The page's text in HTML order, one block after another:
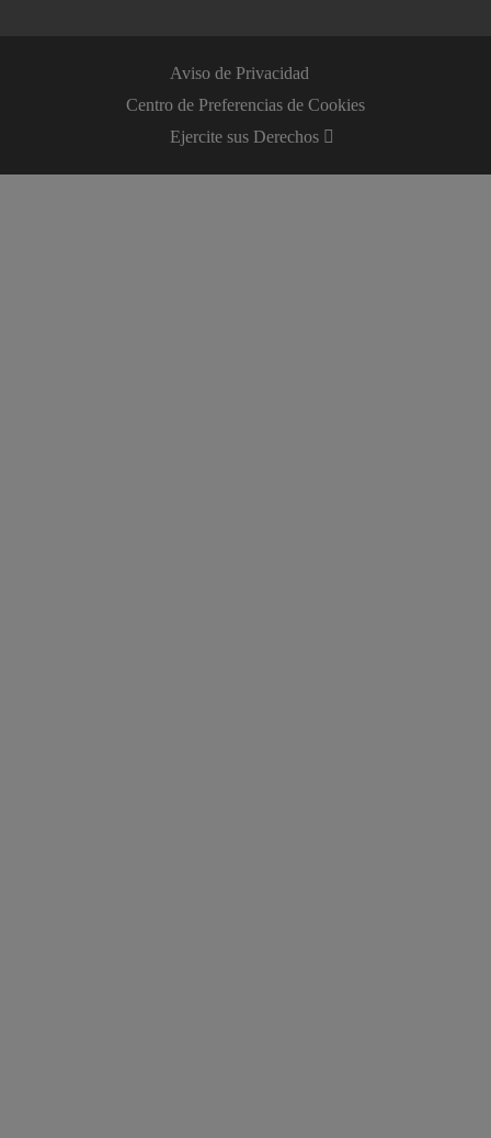
Aviso de Privacidad
Centro de Preferencias de Cookies
Ejercite sus Derechos